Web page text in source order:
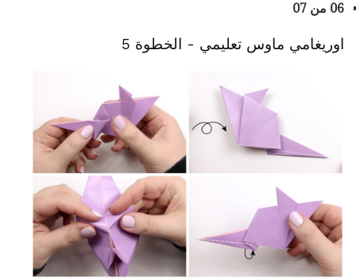
06 من 07
اوريغامي ماوس تعليمي - الخطوة 5